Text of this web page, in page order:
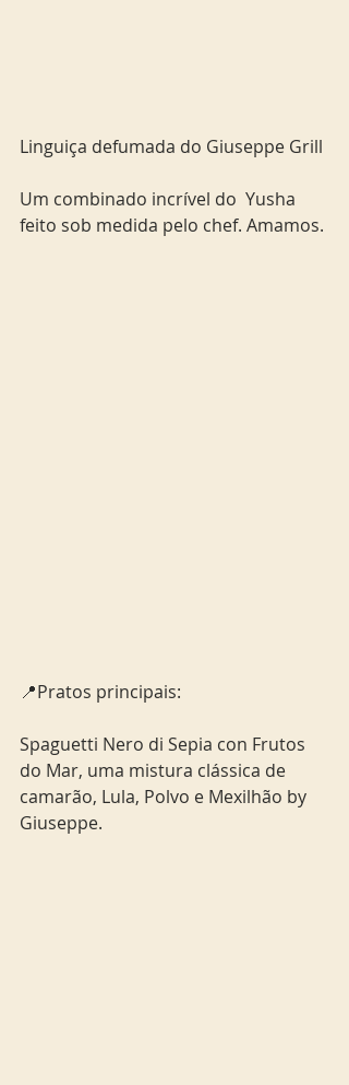
Linguiça defumada do Giuseppe Grill
Um combinado incrível do  Yusha
feito sob medida pelo chef. Amamos.
📍Pratos principais:
Spaguetti Nero di Sepia con Frutos
do Mar, uma mistura clássica de
camarão, Lula, Polvo e Mexilhão by
Giuseppe.